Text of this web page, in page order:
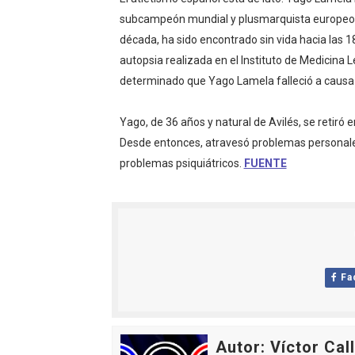
WWE NXT - Myles Borne
Canadian Football League
EFA y AFLE 2026 - Regular
Grandes éxitos por fin
Campeonato de Europa
Campeonato de Europa
Mundial de lacrosse
Máxima celebración en
Mundial de esgrima
Raquel Rodriguez es la
subcampeón mundial y plusmarquista
década, ha sido encontrado sin vida hacia las
autopsia realizada en el Instituto de Medicina
determinado que Yago Lamela falleció a
Yago, de 36 años y natural de Avilés, se retiró
Desde entonces, atravesó problemas
problemas psiquiátricos.
FUENTE
Autor: Víctor